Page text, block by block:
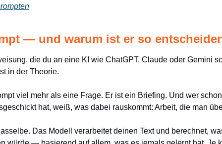
— und warum ist er so
die du an eine KI wie ChatGPT, Claude oder Gemini
in der Theorie.
viel mehr als eine Frage. Er ist ein Briefing. Und wer
hat, weiß, was dabei rauskommt: Arbeit, die man
Das Modell verarbeitet deinen Text und berechnet,